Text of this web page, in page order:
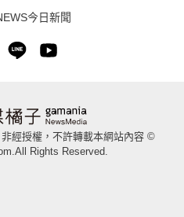
今日新聞
經授權，不許轉載本網站內容 ©
Rights Reserved.